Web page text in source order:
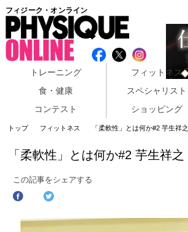
フィジーク・オンライン
トレーニング
フィットネス
食・健康
スペシャリスト
コンテスト
ショッピング
トップ フィットネス 「柔軟性」とは何か#2 芋生祥之
「柔軟性」とは何か#2 芋生祥之
この記事をシェアする